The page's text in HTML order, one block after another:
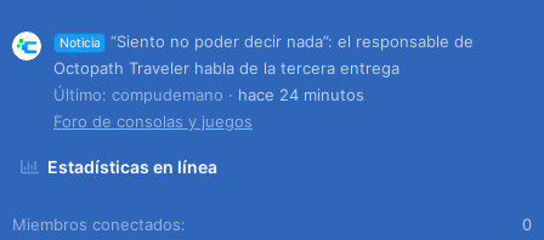
Noticia
“Siento no poder decir nada”: el responsable de
Octopath Traveler habla de la tercera entrega
Último: compudemano
hace 24 minutos
Foro de consolas y juegos
Estadísticas en línea
Miembros conectados
0